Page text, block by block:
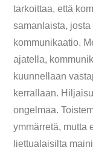
tarkoittaa, että
samanlaista,
kommunikaatio.
ajatella,
kuunnellaan
kerrallaan.
ongelmaa.
ymmärretä, mutta
liettualaisilta